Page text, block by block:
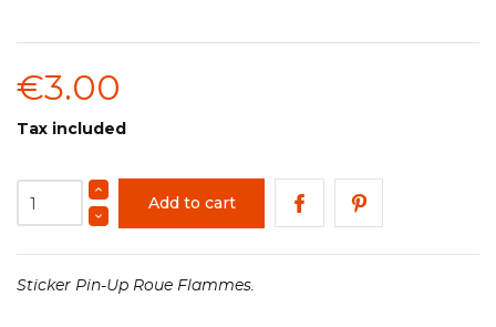
€3.00
Tax included
Add to cart
Sticker Pin-Up Roue Flammes.